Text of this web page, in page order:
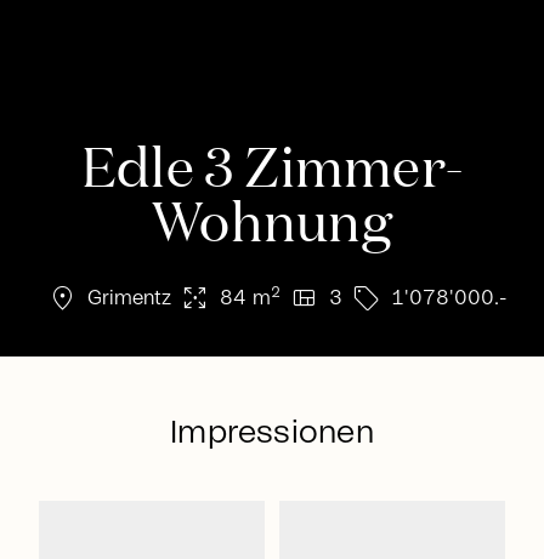
Edle 3 Zimmer-
Wohnung
location_on Grimentz arrows_output 84 m2 view_quilt 3 sell 1'078'000.-
Impressionen